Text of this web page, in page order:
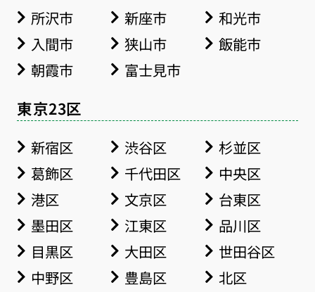
所沢市 新座市
和光市
入間市
狭山市
飯能市
朝霞市
富士見市
東京23区
新宿区 渋谷区
杉並区
葛飾区
千代田区
中央区
港区
文京区
台東区
墨田区
江東区
品川区
目黒区
大田区
世田谷区
中野区
豊島区
北区